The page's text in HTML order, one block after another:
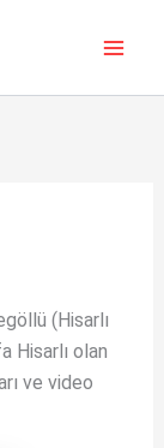
(Hisarlı
Hisarlı olan
ve video